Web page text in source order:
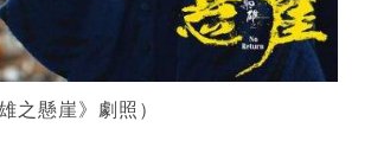
之懸崖》劇照）